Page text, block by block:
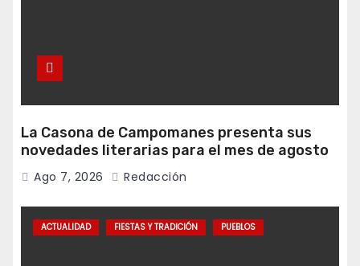
La Casona de Campomanes presenta sus
novedades literarias para el mes de agosto
Ago 7, 2026 Redacción
ACTUALIDAD FIESTAS Y TRADICIÓN PUEBLOS